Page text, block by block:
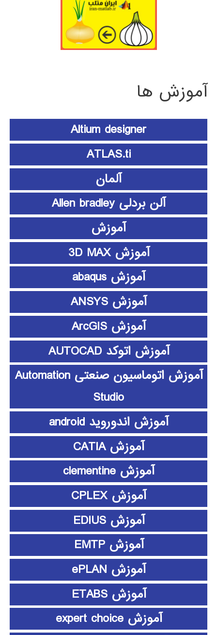
آموزش ها
Altium designer
ATLAS.ti
آلمان
آلن بردلی Allen bradley
آموزش
آموزش 3D MAX
آموزش abaqus
آموزش ANSYS
آموزش ArcGIS
آموزش اتوکد AUTOCAD
آموزش اتوماسیون صنعتی Automation
Studio
آموزش اندوروید android
آموزش CATIA
آموزش clementine
آموزش CPLEX
آموزش EDIUS
آموزش EMTP
آموزش ePLAN
آموزش ETABS
آموزش expert choice